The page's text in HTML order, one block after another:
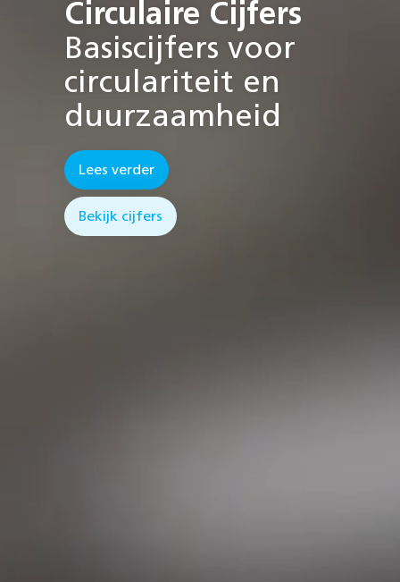
Circulaire Cijfers
Basiscijfers voor
circulariteit en
duurzaamheid
Lees verder
Bekijk cijfers